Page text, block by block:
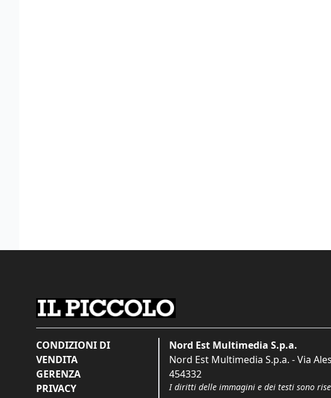
CONDIZIONI DI
VENDITA
GERENZA
PRIVACY
Nord Est Multimedia S.p.a.
Nord Est Multimedia S.p.a. - Via
454332
I diritti delle immagini e dei testi sono